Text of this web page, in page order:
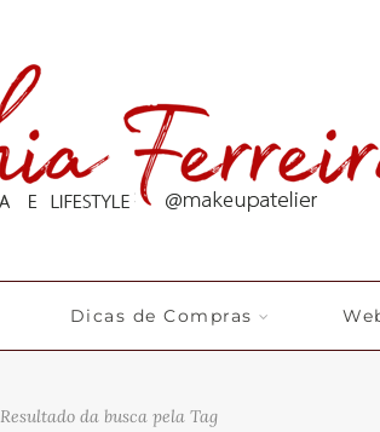
Dicas de Compras
Resultado da busca pela Tag